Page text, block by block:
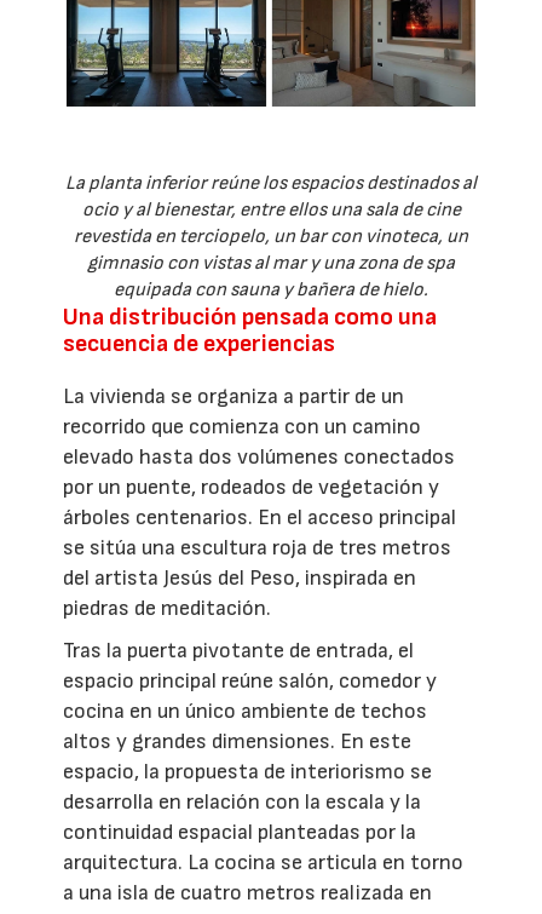
La planta inferior reúne los espacios destinados al
ocio y al bienestar, entre ellos una sala de cine
revestida en terciopelo, un bar con vinoteca, un
gimnasio con vistas al mar y una zona de spa
equipada con sauna y bañera de hielo.
Una distribución pensada como una
secuencia de experiencias
La vivienda se organiza a partir de un
recorrido que comienza con un camino
elevado hasta dos volúmenes conectados
por un puente, rodeados de vegetación y
árboles centenarios. En el acceso principal
se sitúa una escultura roja de tres metros
del artista Jesús del Peso, inspirada en
piedras de meditación.
Tras la puerta pivotante de entrada, el
espacio principal reúne salón, comedor y
cocina en un único ambiente de techos
altos y grandes dimensiones. En este
espacio, la propuesta de interiorismo se
desarrolla en relación con la escala y la
continuidad espacial planteadas por la
arquitectura. La cocina se articula en torno
a una isla de cuatro metros realizada en